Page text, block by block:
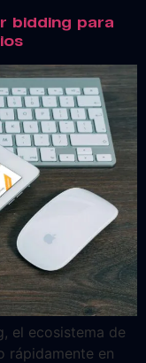
bidding para
el ecosistema de
rápidamente en